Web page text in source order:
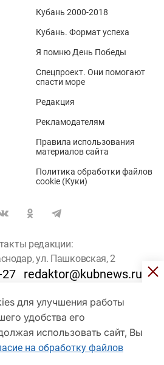
для улучшения работы
удобства его
использовать сайт, Вы
на обработку файлов
Кубань 2000-2018
Кубань. Формат успеха
Я помню День Победы
Спецпроект. Они помогают
спасти море
Редакция
Рекламодателям
Правила использования
материалов сайта
Политика обработки файлов
cookie (Куки)
редакции:
ул. Пашковская, 2
redaktor@kubnews.ru
старше 16 лет
Новости, 2017
зарегистрировано Федеральной
связи, информационных технологий